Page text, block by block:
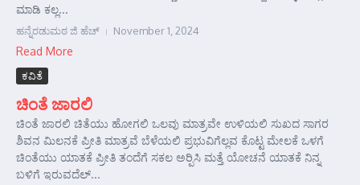
ಮಾಡಿ ಕಲ್ಲ...
ಹನ್ನೆರಡುಮಠ ಜಿ ಹೆಚ್ November 1, 2024
Read More
ಕವಿತೆ
ಚಿಂತೆ ಜಾರಲಿ
ಚಿಂತೆ ಜಾರಲಿ ಚಿತೆಯು ಹೋಗಲಿ ಒಲವು ಮಾತ್ರವೇ ಉಳಿಯಲಿ ಸುಖದ ಸಾಗರ
ಶಿವನ ಮಿಲನಕೆ ಪ್ರೀತಿ ಮಾತ್ರವೆ ಬೆಳೆಯಲಿ ಪ್ರಭುವಿಗೆಲ್ಲವ ಕೊಟ್ಟ ಮೇಲಕೆ ಒಳಗೆ
ಚಿಂತೆಯು ಯಾತಕೆ ಪ್ರೀತಿ ತಂದೆಗೆ ಸಕಲ ಅರ್‍ಪಿಸಿ ಮತ್ತೆ ಯೋಚನೆ ಯಾತಕೆ ನಿನ್ನ
ಬಳಿಗೆ ಇರುವದೆಲ್...